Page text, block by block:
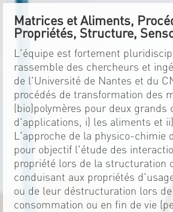
Matrices et Aliments,
Propriétés, Structure,
L'équipe est fortement
rassemble des chercheurs et
de l'Université de Nantes et du
procédés de transformation des
(bio)polymères pour deux grands
d'applications, i) les aliments et
L'approche de la physico-chimie
pour objectif l'étude des
propriété lors de la structuration
conduisant aux propriétés
ou de leur déstructuration lors
consommation ou en fin de vie